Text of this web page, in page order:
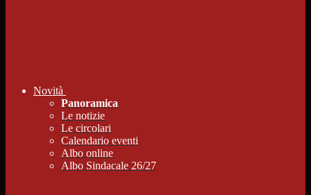
Novità
Panoramica
Le notizie
Le circolari
Calendario eventi
Albo online
Albo Sindacale 26/27